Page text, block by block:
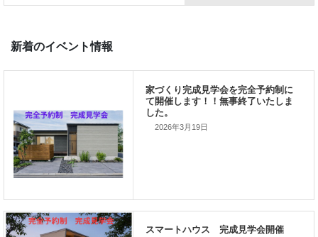
「家づくりを通じて、
2026年3月19日